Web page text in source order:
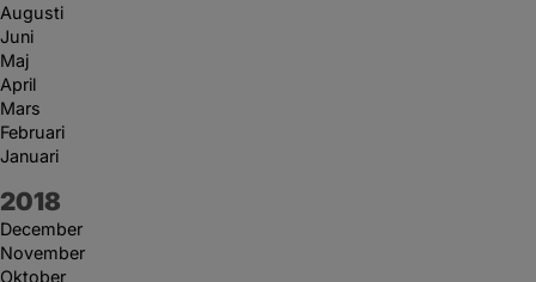
Augusti
Juni
Maj
April
Mars
Februari
Januari
År:
2018
December
November
Oktober